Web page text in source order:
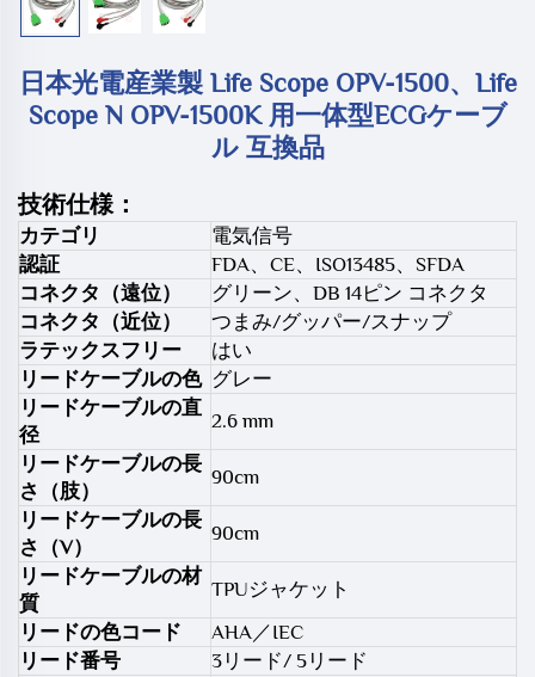
日本光電産業製 Life Scope OPV-1500、Life
Scope N OPV-1500K 用一体型ECGケーブ
ル 互換品
技術仕様：
カテゴリ
電気信号
認証
FDA、CE、ISO13485、SFDA
コネクタ（遠位）
グリーン、DB 14ピン コネクタ
コネクタ（近位）
つまみ/グッパー/スナップ
ラテックスフリー
はい
リードケーブルの色 グレー
リードケーブルの直
径
2.6 mm
リードケーブルの長
さ（肢）
90cm
リードケーブルの長
さ（V）
90cm
リードケーブルの材
質
TPUジャケット
リードの色コード
AHA／IEC
リード番号
3リード/ 5リード